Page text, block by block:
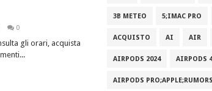
0
gli orari, acquista
3B METEO 5;IMAC PRO
ACQUISTO AI AIR
AIRPODS 2024 AIRPODS 4
AIRPODS PRO;APPLE;RUMORS